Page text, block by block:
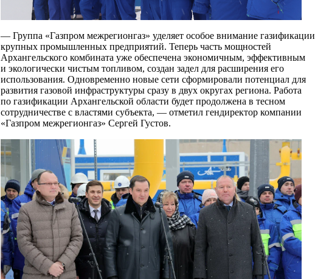
— Группа «Газпром межрегионгаз» уделяет особое внимание газификации
крупных промышленных предприятий. Теперь часть мощностей
Архангельского комбината уже обеспечена экономичным, эффективным
и экологически чистым топливом, создан задел для расширения его
использования. Одновременно новые сети сформировали потенциал для
развития газовой инфраструктуры сразу в двух округах региона. Работа
по газификации Архангельской области будет продолжена в тесном
сотрудничестве с властями субъекта, — отметил гендиректор компании
«Газпром межрегионгаз» Сергей Густов.